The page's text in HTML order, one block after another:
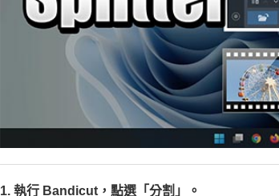
1. 執行 Bandicut，點選「分割」。